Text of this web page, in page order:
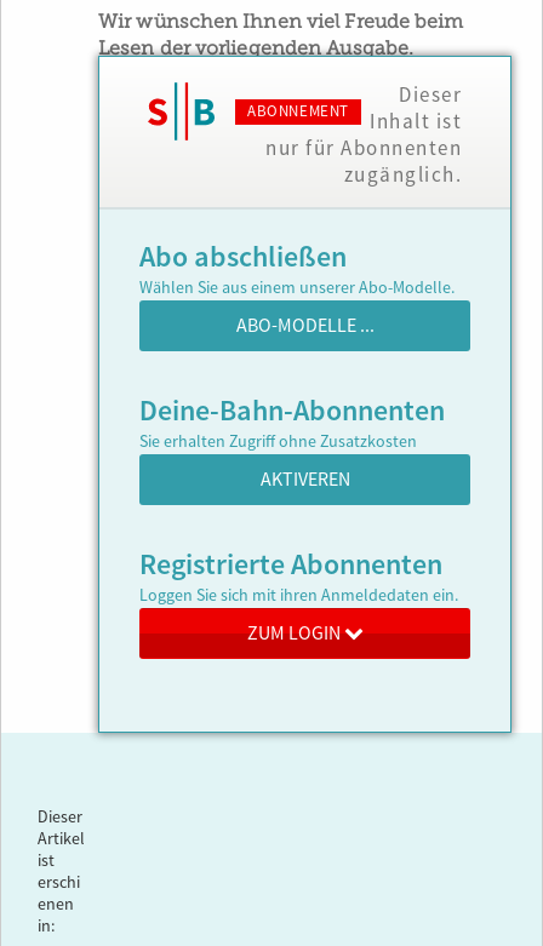
Wir wünschen Ihnen viel Freude beim
Lesen der vorliegenden Ausgabe.
ABONNEMENT
Dieser
Inhalt ist
nur für Abonnenten
zugänglich.
Abo abschließen
Wählen Sie aus einem unserer Abo-Modelle.
ABO-MODELLE ...
Deine-Bahn-Abonnenten
Sie erhalten Zugriff ohne Zusatzkosten
AKTIVEREN
Registrierte Abonnenten
Loggen Sie sich mit ihren Anmeldedaten ein.
ZUM LOGIN
Dieser
Artikel
ist
erschi
enen
in: